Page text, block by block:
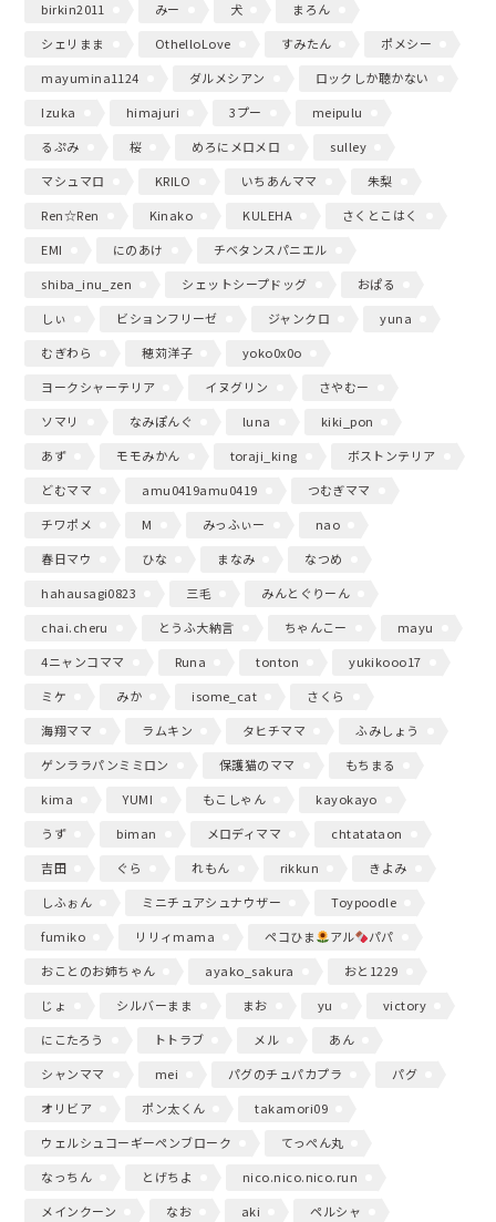
birkin2011 みー 犬
まろん
シェリまま
OthelloLove すみたん
ポメシー
mayumina1124
ダルメシアン
ロックしか聴かない
Izuka
himajuri 3プー
meipulu
るぷみ
桜 めろにメロメロ
sulley
マシュマロ
KRILO いちあんママ
朱梨
Ren☆Ren
Kinako KULEHA
さくとこはく
EMI
にのあけ
チベタンスパニエル
shiba_inu_zen
シェットシープドッグ
おぱる
しぃ
ビションフリーゼ ジャンクロ
yuna
むぎわら
穂苅洋子
yoko0x0o
ヨークシャーテリア
イヌグリン
さやむー
ソマリ
なみぽんぐ luna
kiki_pon
あず
モモみかん toraji_king
ボストンテリア
どむママ
amu0419amu0419
つむぎママ
チワポメ
M みっふぃー
nao
春日マウ
ひな まなみ
なつめ
hahausagi0823
三毛
みんとぐりーん
chai.cheru
とうふ大納言 ちゃんこー
mayu
4ニャンコママ
Runa tonton
yukikooo17
ミケ
みか isome_cat
さくら
海翔ママ
ラムキン タヒチママ
ふみしょう
ゲンララパンミミロン
保護猫のママ
もちまる
kima
YUMI もこしゃん
kayokayo
うず
biman メロディママ
chtatataon
吉田
ぐら れもん rikkun
きよみ
しふぉん
ミニチュアシュナウザー
Toypoodle
fumiko
リリィmama ペコひま アル
パパ
おことのお姉ちゃん
ayako_sakura
おと1229
じょ
シルバーまま まお yu
victory
にこたろう
トトラブ メル
あん
シャンママ
mei パグのチュパカプラ
パグ
オリビア
ポン太くん
takamori09
ウェルシュコーギーペンブローク
てっぺん丸
なっちん
とげちよ
nico.nico.nico.run
メインクーン
なお aki
ペルシャ